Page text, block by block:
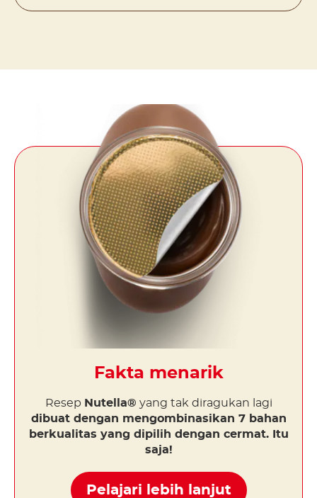
Fakta menarik
Resep Nutella® yang tak diragukan lagi
dibuat dengan mengombinasikan 7 bahan
berkualitas yang dipilih dengan cermat. Itu
saja!
Pelajari lebih lanjut